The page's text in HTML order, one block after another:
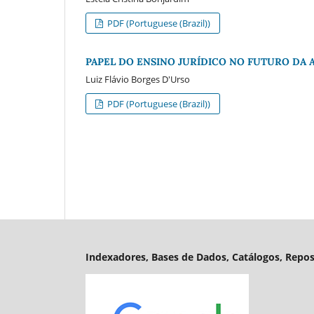
PDF (Portuguese (Brazil))
PAPEL DO ENSINO JURÍDICO NO FUTURO DA
Luiz Flávio Borges D'Urso
PDF (Portuguese (Brazil))
Indexadores, Bases de Dados, Catálogos,